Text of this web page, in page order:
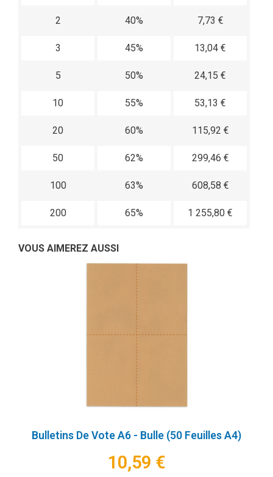
2 40% 7,73 €
3 45% 13,04 €
5 50% 24,15 €
10 55% 53,13 €
20 60% 115,92 €
50 62% 299,46 €
100 63% 608,58 €
200 65% 1 255,80 €
VOUS AIMEREZ AUSSI
Bulletins De Vote A6 - Bulle (50 Feuilles A4)
10,59 €